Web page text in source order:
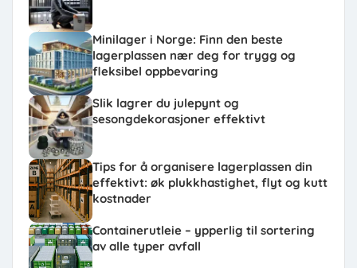
Minilager i Norge: Finn den beste
lagerplassen nær deg for trygg og
fleksibel oppbevaring
Slik lagrer du julepynt og
sesongdekorasjoner effektivt
Tips for å organisere lagerplassen din
effektivt: øk plukkhastighet, flyt og kutt
kostnader
Containerutleie – ypperlig til sortering
av alle typer avfall